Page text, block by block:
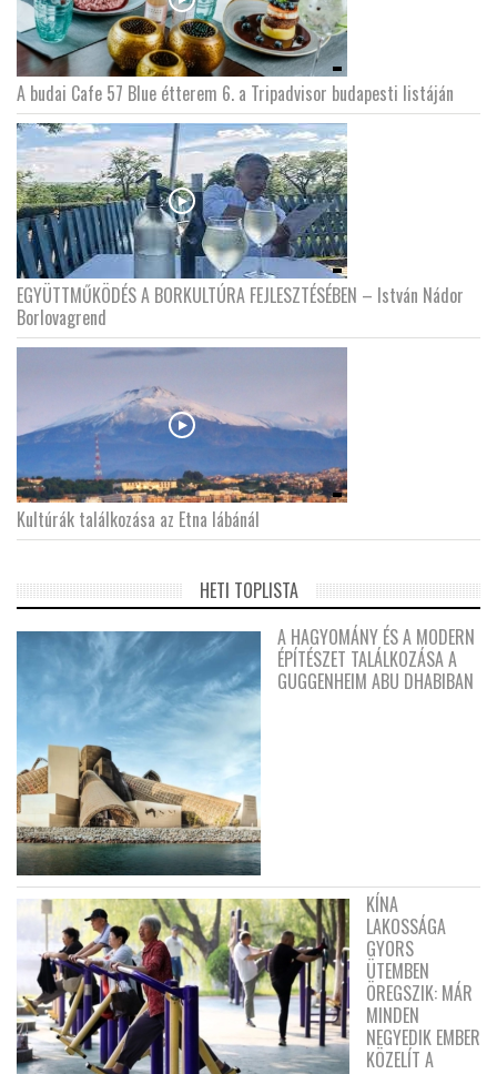
A budai Cafe 57 Blue étterem 6. a Tripadvisor budapesti listáján
EGYÜTTMŰKÖDÉS A BORKULTÚRA FEJLESZTÉSÉBEN – István Nádor
Borlovagrend
Kultúrák találkozása az Etna lábánál
HETI TOPLISTA
A HAGYOMÁNY ÉS A MODERN
ÉPÍTÉSZET TALÁLKOZÁSA A
GUGGENHEIM ABU DHABIBAN
KÍNA
LAKOSSÁGA
GYORS
ÜTEMBEN
ÖREGSZIK: MÁR
MINDEN
NEGYEDIK EMBER
KÖZELÍT A